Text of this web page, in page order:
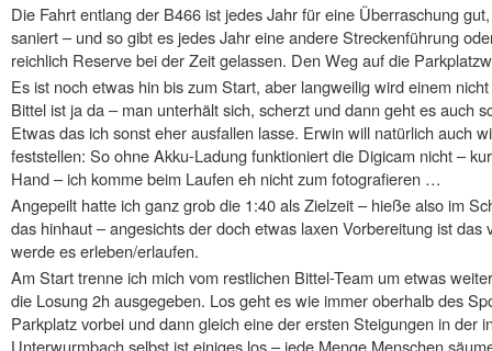
Die Fahrt entlang der B466 ist jedes Jahr für eine Überraschung
saniert – und so gibt es jedes Jahr eine andere Streckenführung
reichlich Reserve bei der Zeit gelassen. Den Weg auf die
Es ist noch etwas hin bis zum Start, aber langweilig wird einem
Bittel ist ja da – man unterhält sich, scherzt und dann geht es auch
Etwas das ich sonst eher ausfallen lasse. Erwin will natürlich auch
feststellen: So ohne Akku-Ladung funktioniert die Digicam nicht –
Hand – ich komme beim Laufen eh nicht zum fotografieren …
Angepeilt hatte ich ganz grob die 1:40 als Zielzeit – hieße also im
das hinhaut – angesichts der doch etwas laxen Vorbereitung ist das
werde es erleben/erlaufen.
Am Start trenne ich mich vom restlichen Bittel-Team um etwas
die Losung 2h ausgegeben. Los geht es wie immer oberhalb des
Parkplatz vorbei und dann gleich eine der ersten Steigungen in der
Unterwurmbach selbst ist einiges los – jede Menge Menschen